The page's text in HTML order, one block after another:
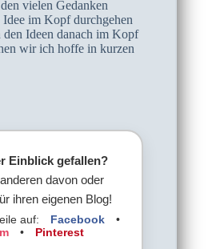
vielen Gedanken
im Kopf durchgehen
den Ideen danach im Kopf
wir ich hoffe in kurzen
Einblick gefallen?
davon oder
ihren eigenen Blog!
auf: Facebook
•
• Pinterest